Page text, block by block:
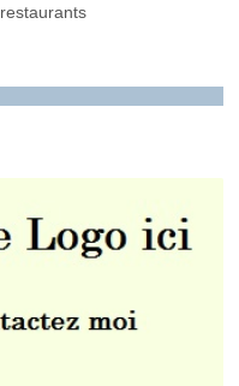
restaurants